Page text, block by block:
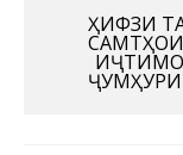
ҲИФЗИ